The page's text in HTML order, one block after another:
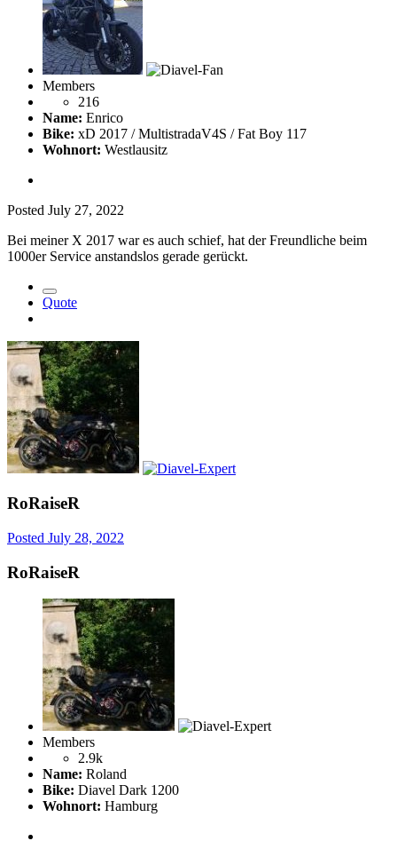
Members
216
Name: Enrico
Bike: xD 2017 / MultistradaV4S / Fat Boy 117
Wohnort: Westlausitz
Posted July 27, 2022
Bei meiner X 2017 war es auch schief, hat der Freundliche beim
1000er Service anstandslos gerade gerückt.
Quote
RoRaiseR
Posted July 28, 2022
RoRaiseR
Members
2.9k
Name: Roland
Bike: Diavel Dark 1200
Wohnort: Hamburg